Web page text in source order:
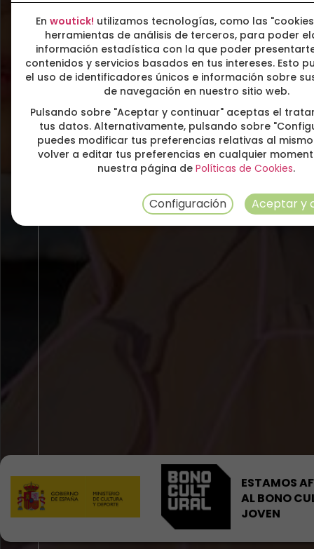
ESTAMOS
AL BONO
JOVEN
En woutick! utilizamos tecnologías, como las
herramientas de análisis de terceros, para poder
información estadística con la que poder
contenidos y servicios basados en tus intereses. Esto
el uso de identificadores únicos e información sobre
de navegación en nuestro sitio web.
Pulsando sobre "Aceptar y continuar" aceptas el
tus datos. Alternativamente, pulsando sobre
puedes modificar tus preferencias relativas al
volver a editar tus preferencias en cualquier
nuestra página de Políticas de Cookies.
Configuración Aceptar y